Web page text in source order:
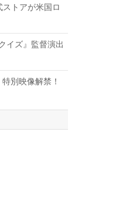
ストアが米国ロ
イズ』監督演出
別映像解禁！